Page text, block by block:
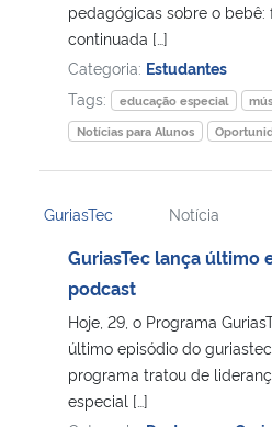
Secretaria-Geral
Secretaria de Governo
Gabinete de Segurança Institucional
pedagógicas sobre o
continuada […]
Categoria: Estudantes
Tags:
educação especial
Notícias para Alunos
GuriasTec Notícia
GuriasTec lança último
podcast
Hoje, 29, o Programa
último episódio do
programa tratou de
especial […]